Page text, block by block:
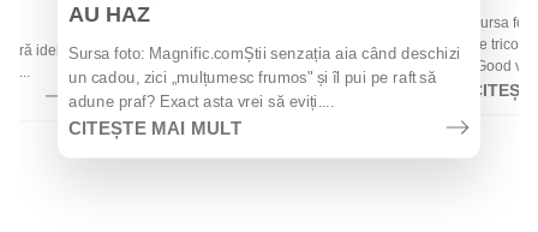
idei
AU HAZ
Sursa foto: Magnific.comȘtii senzația aia când deschizi
un cadou, zici „mulțumesc frumos" și îl pui pe raft să
adune praf? Exact asta vrei să eviți....
CITEȘTE MAI MULT
Sursa
de
„Good